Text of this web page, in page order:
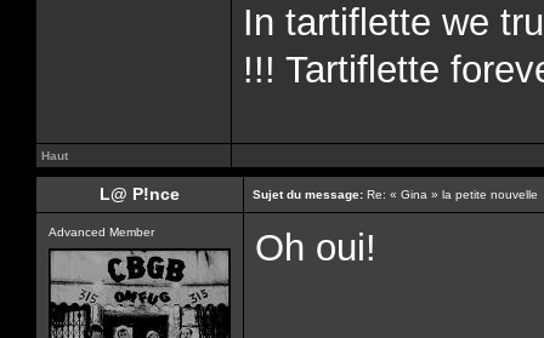
In tartiflette we
!!! Tartiflette
Haut
L@ P!nce Sujet du message: Re: « Gina » la petite nouvelle
Advanced Member Oh oui!